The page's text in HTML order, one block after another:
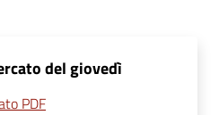
del giovedì
PDF